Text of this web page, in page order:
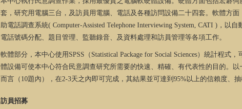
套，研究用電腦三台，及訪員用電腦、電話及各種訪問設備二十四套。軟體方
助電話調查系統( Computer-Assisted Telephone Interviewing System, CATI ) ，以自
電話號碼分配、題目管理、監聽錄音、及資料處理和訪員管理等各項工作。
軟體部分，本中心使用 SPSS （ Statistical Package for Social Sciences）統計程式，
體設備可使本中心符合民意調查研究所需要的快速、精確、有代表性的目的。
而言（ 10題內），在2-3天之內即可完成，其結果並可達到 95%以上的信賴度、抽
訪員招募